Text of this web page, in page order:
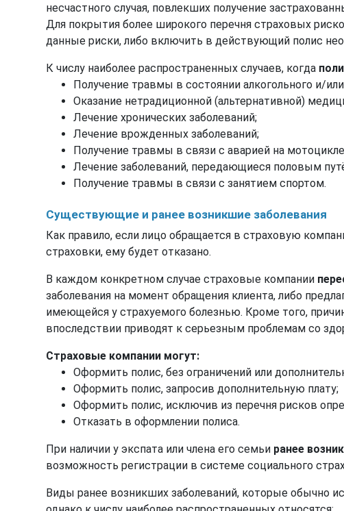
несчастного случая, повлекших получение
Для покрытия более широкого перечня страховых
данные риски, либо включить в действующий полис
К числу наиболее распространенных случаев, когда
Получение травмы в состоянии алкогольного и/
Оказание нетрадиционной (альтернативной)
Лечение хронических заболеваний;
Лечение врожденных заболеваний;
Получение травмы в связи с аварией на мотоцикле
Лечение заболеваний, передающиеся половым
Получение травмы в связи с занятием спортом.
Существующие и ранее возникшие заболевания
Как правило, если лицо обращается в страховую
страховки, ему будет отказано.
В каждом конкретном случае страховые компании
заболевания на момент обращения клиента, либо
имеющейся у страхуемого болезнью. Кроме того,
впоследствии приводят к серьезным проблемам со
Страховые компании могут:
Оформить полис, без ограничений или
Оформить полис, запросив дополнительную плату;
Оформить полис, исключив из перечня рисков
Отказать в оформлении полиса.
При наличии у экспата или члена его семьи ранее
возможность регистрации в системе социального
Виды ранее возникших заболеваний, которые обычно